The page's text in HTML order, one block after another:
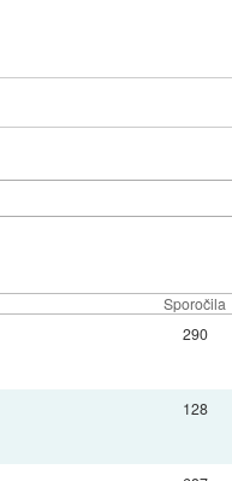
Sporočila
290
128